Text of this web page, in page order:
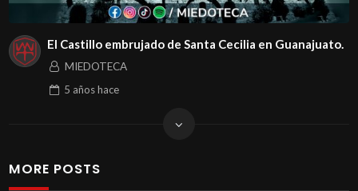
El Castillo embrujado de Santa Cecilia en Guanajuato.
MIEDOTECA
5 añoshace
MORE POSTS